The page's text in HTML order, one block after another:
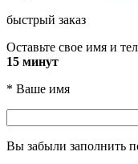
быстрый заказ
Оставьте свое имя и
15 минут
* Ваше имя
Вы забыли заполнить